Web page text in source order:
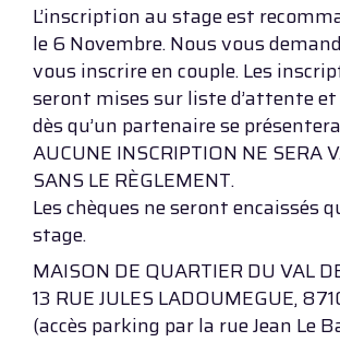
L’inscription au stage est
le 6 Novembre. Nous vous
vous inscrire en couple. Les
seront mises sur liste d’attente
dès qu’un partenaire se
AUCUNE INSCRIPTION NE SERA
SANS LE RÈGLEMENT.
Les chèques ne seront encaissés
stage.
MAISON DE QUARTIER DU VAL
13 RUE JULES LADOUMEGUE,
(accès parking par la rue Jean Le